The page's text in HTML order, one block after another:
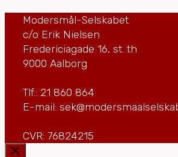
Modersmål-Selskabet
c/o Erik Nielsen
Fredericiagade 16, st. th
9000 Aalborg
Tlf.: 21 860 864
E-mail:
CVR: 76824215